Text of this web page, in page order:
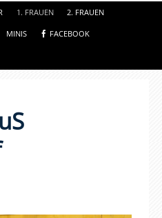
1. FRAUEN 2. FRAUEN
MINIS FACEBOOK